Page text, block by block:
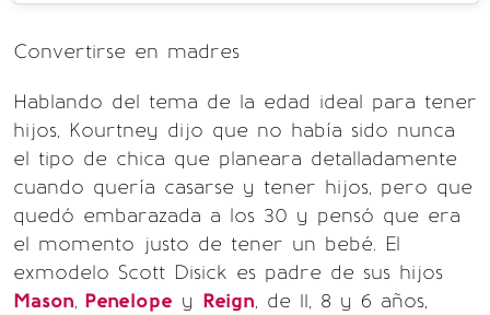
Convertirse en madres
Hablando del tema de la edad ideal para tener
hijos, Kourtney dijo que no había sido nunca
el tipo de chica que planeara detalladamente
cuando quería casarse y tener hijos, pero que
quedó embarazada a los 30 y pensó que era
el momento justo de tener un bebé. El
exmodelo Scott Disick es padre de sus hijos
Mason, Penelope y Reign, de 11, 8 y 6 años,